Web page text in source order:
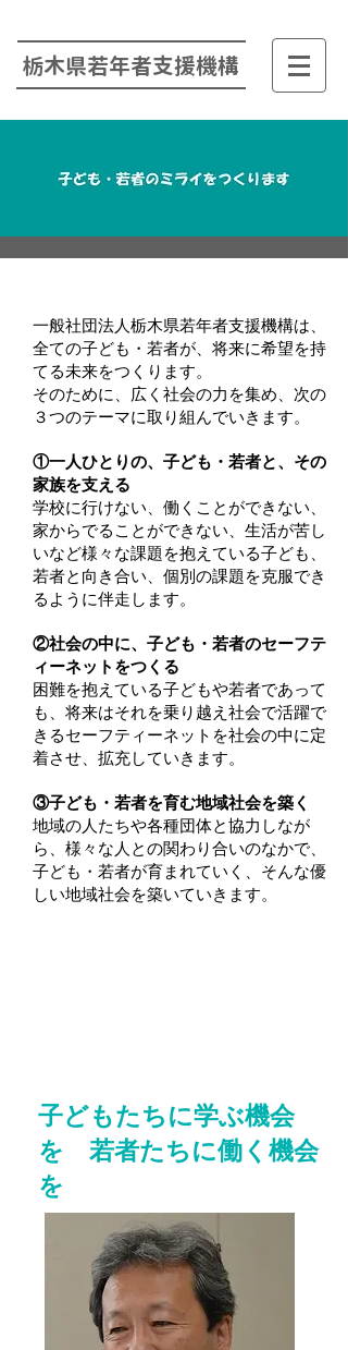
栃木県若年者支援機構
一般社団法人栃木県若年者支援機構は、
全ての子ども・若者が、将来に希望を持
てる未来をつくります。
そのために、広く社会の力を集め、次の
３つのテーマに取り組んでいきます。
①一人ひとりの、子ども・若者と、その
家族を支える
学校に行けない、働くことができない、
家からでることができない、生活が苦し
いなど様々な課題を抱えている子ども、
若者と向き合い、個別の課題を克服でき
るように伴走します。
②社会の中に、子ども・若者のセーフテ
ィーネットをつくる
困難を抱えている子どもや若者であって
も、将来はそれを乗り越え社会で活躍で
きるセーフティーネットを社会の中に定
着させ、拡充していきます。
③子ども・若者を育む地域社会を築く
地域の人たちや各種団体と協力しなが
ら、様々な人との関わり合いのなかで、
子ども・若者が育まれていく、そんな優
しい地域社会を築いていきます。
子どもたちに学ぶ機会
を 若者たちに働く機会
を